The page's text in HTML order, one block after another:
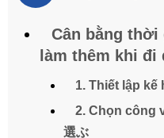
Cân bằng
làm thêm khi đi
1. Thiết lập kế
2. Chọn công
選ぶ